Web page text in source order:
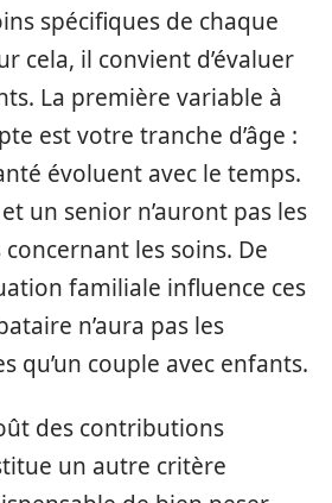
spécifiques de chaque
cela, il convient d’évaluer
La première variable à
est votre tranche d’âge :
évoluent avec le temps.
un senior n’auront pas les
les soins. De
familiale influence ces
n’aura pas les
qu’un couple avec enfants.
des contributions
un autre critère